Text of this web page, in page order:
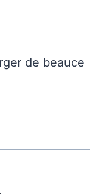
de beauce